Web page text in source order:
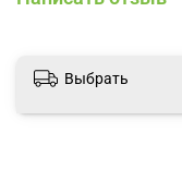
Выбрать